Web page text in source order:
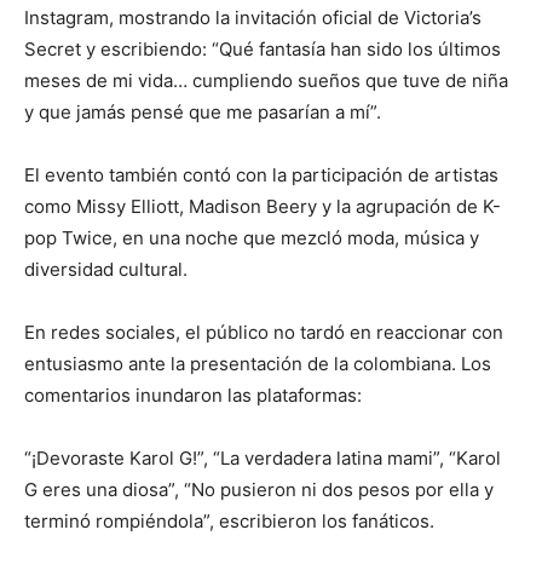
Instagram, mostrando la invitación oficial de Victoria’s
Secret y escribiendo: “Qué fantasía han sido los últimos
meses de mi vida… cumpliendo sueños que tuve de niña
y que jamás pensé que me pasarían a mí”.
El evento también contó con la participación de artistas
como Missy Elliott, Madison Beery y la agrupación de K-
pop Twice, en una noche que mezcló moda, música y
diversidad cultural.
En redes sociales, el público no tardó en reaccionar con
entusiasmo ante la presentación de la colombiana. Los
comentarios inundaron las plataformas:
“¡Devoraste Karol G!”, “La verdadera latina mami”, “Karol
G eres una diosa”, “No pusieron ni dos pesos por ella y
terminó rompiéndola”, escribieron los fanáticos.